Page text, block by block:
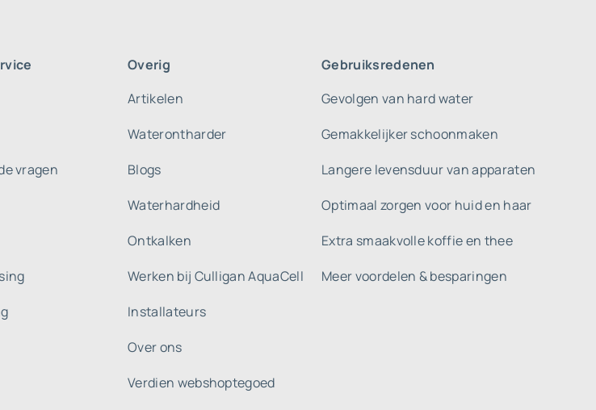
vragen
Overig
Artikelen
Waterontharder
Blogs
Waterhardheid
Ontkalken
Werken bij Culligan AquaCell
Installateurs
Over ons
Verdien webshoptegoed
Gebruiksredenen
Gevolgen van hard water
Gemakkelijker schoonmaken
Langere levensduur van apparaten
Optimaal zorgen voor huid en haar
Extra smaakvolle koffie en thee
Meer voordelen & besparingen